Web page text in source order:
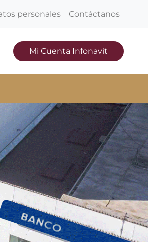
personales Contáctanos
Mi Cuenta Infonavit